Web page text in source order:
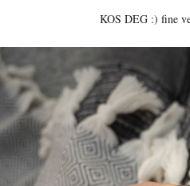
KOS DEG :) fine